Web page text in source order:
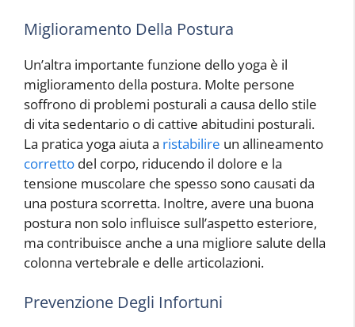
Miglioramento Della Postura
Un’altra importante funzione dello yoga è il
miglioramento della postura. Molte persone
soffrono di problemi posturali a causa dello stile
di vita sedentario o di cattive abitudini posturali.
La pratica yoga aiuta a ristabilire un allineamento
corretto del corpo, riducendo il dolore e la
tensione muscolare che spesso sono causati da
una postura scorretta. Inoltre, avere una buona
postura non solo influisce sull’aspetto esteriore,
ma contribuisce anche a una migliore salute della
colonna vertebrale e delle articolazioni.
Prevenzione Degli Infortuni